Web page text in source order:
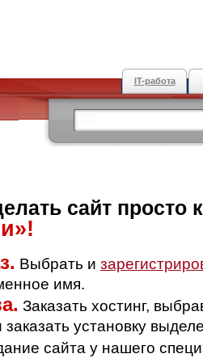
IT-работа
сайт просто
Выбрать и
имя.
Заказать хостинг,
установку
сайта у нашего